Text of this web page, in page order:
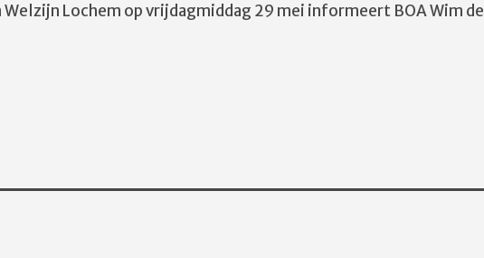
Lochem op vrijdagmiddag 29 mei informeert BOA Wim de